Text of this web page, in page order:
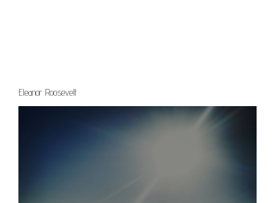
Eleanor Roosevelt